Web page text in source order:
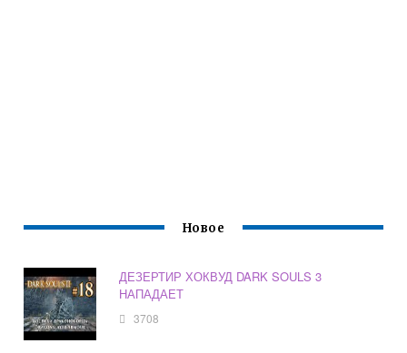
Новое
ДЕЗЕРТИР ХОКВУД DARK SOULS 3
НАПАДАЕТ
3708